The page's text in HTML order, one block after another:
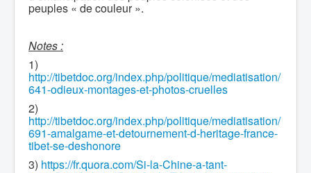
peuples « de couleur ».
Notes :
1)
http://tibetdoc.org/index.php/politique/mediatisation/
641-odieux-montages-et-photos-cruelles
2)
http://tibetdoc.org/index.php/politique/mediatisation/
691-amalgame-et-detournement-d-heritage-france-
tibet-se-deshonore
3) https://fr.quora.com/Si-la-Chine-a-tant-